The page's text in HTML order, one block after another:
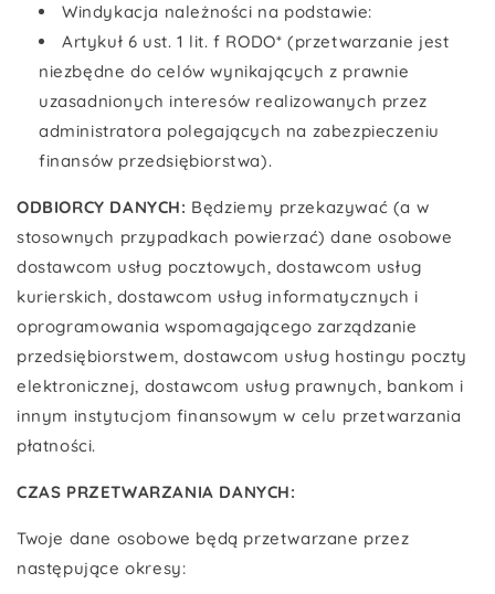
Windykacja należności na podstawie:
Artykuł 6 ust. 1 lit. f RODO* (przetwarzanie jest
niezbędne do celów wynikających z prawnie
uzasadnionych interesów realizowanych przez
administratora polegających na zabezpieczeniu
finansów przedsiębiorstwa).
ODBIORCY DANYCH: Będziemy przekazywać (a w
stosownych przypadkach powierzać) dane osobowe
dostawcom usług pocztowych, dostawcom usług
kurierskich, dostawcom usług informatycznych i
oprogramowania wspomagającego zarządzanie
przedsiębiorstwem, dostawcom usług hostingu poczty
elektronicznej, dostawcom usług prawnych, bankom i
innym instytucjom finansowym w celu przetwarzania
płatności.
CZAS PRZETWARZANIA DANYCH:
Twoje dane osobowe będą przetwarzane przez
następujące okresy: